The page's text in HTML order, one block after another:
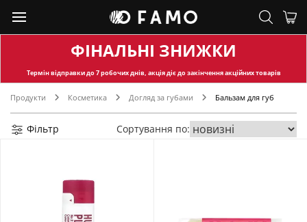
ФІНАЛЬНІ ЗНИЖКИ
Термін відправкидо 7 робочих днів, акція діє до закінчення акційних товарів
Продукти Косметика Догляд за губами Бальзам для губ
Фільтр Сортування по: